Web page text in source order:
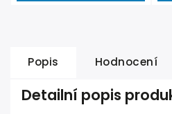
Popis Hodnocení
Detailní popis